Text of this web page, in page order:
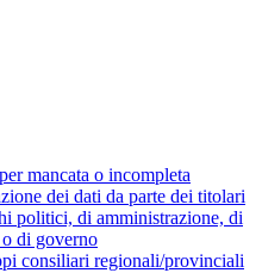
mancata o incompleta
dei dati da parte dei titolari
politici, di amministrazione, di
di governo
consiliari regionali/provinciali